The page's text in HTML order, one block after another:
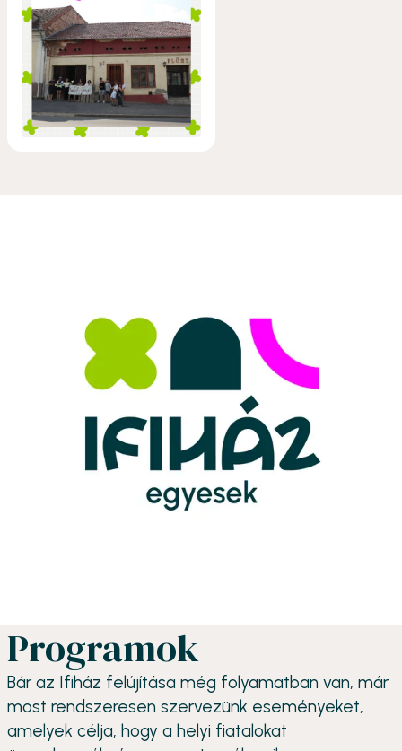
Programok
Bár az Ifiház felújítása még folyamatban van, már
most rendszeresen szervezünk eseményeket,
amelyek célja, hogy a helyi fiatalokat